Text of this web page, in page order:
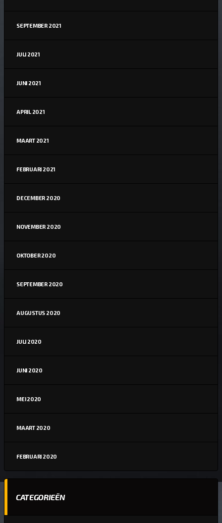
SEPTEMBER 2021
JULI 2021
JUNI 2021
APRIL 2021
MAART 2021
FEBRUARI 2021
DECEMBER 2020
NOVEMBER 2020
OKTOBER 2020
SEPTEMBER 2020
AUGUSTUS 2020
JULI 2020
JUNI 2020
MEI 2020
MAART 2020
FEBRUARI 2020
CATEGORIEËN